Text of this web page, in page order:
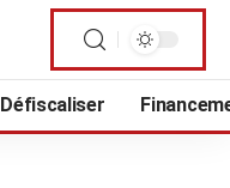
Défiscaliser